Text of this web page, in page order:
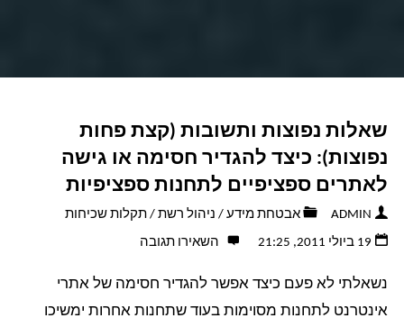
שאלות נפוצות ותשובות (קצת פחות
נפוצות): כיצד להגדיר חסימה או גישה
לאתרים ספציפיים לתחנות ספציפיות
ADMIN אבטחת מידע/ ניהול רשת/תקלות שכיחות
19 ביולי 2011, 21:25
השאירו תגובה
נשאלתי לא פעם כיצד אפשר להגדיר חסימה של אתרי
אינטרנט לתחנות מסוימות בעוד שתחנות אחרות ימשיכו